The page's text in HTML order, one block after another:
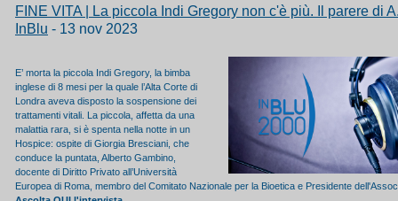
FINE VITA | La piccola Indi Gregory non c'è più. Il parere di
InBlu - 13 nov 2023
E’ morta la piccola Indi Gregory, la bimba
inglese di 8 mesi per la quale l’Alta Corte di
Londra aveva disposto la sospensione dei
trattamenti vitali. La piccola, affetta da una
malattia rara, si è spenta nella notte in un
Hospice: ospite di Giorgia Bresciani, che
conduce la puntata, Alberto Gambino,
docente di Diritto Privato all’Università
Europea di Roma, membro del Comitato Nazionale per la Bioetica e Presidente